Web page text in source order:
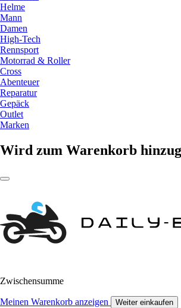
Helme
Mann
Damen
High-Tech
Rennsport
Motorrad & Roller
Cross
Abenteuer
Reparatur
Gepäck
Outlet
Marken
Wird zum Warenkorb
Zwischensumme
Meinen Warenkorb anzeigen Weiter einkaufen